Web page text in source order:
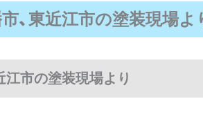
東近江市の塗装現場よ
市の塗装現場より